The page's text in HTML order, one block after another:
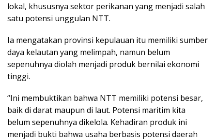
lokal, khususnya sektor perikanan yang menjadi salah
satu potensi unggulan NTT.
Ia mengatakan provinsi kepulauan itu memiliki sumber
daya kelautan yang melimpah, namun belum
sepenuhnya diolah menjadi produk bernilai ekonomi
tinggi.
“Ini membuktikan bahwa NTT memiliki potensi besar,
baik di darat maupun di laut. Potensi maritim kita
belum sepenuhnya dikelola. Kehadiran produk ini
menjadi bukti bahwa usaha berbasis potensi daerah